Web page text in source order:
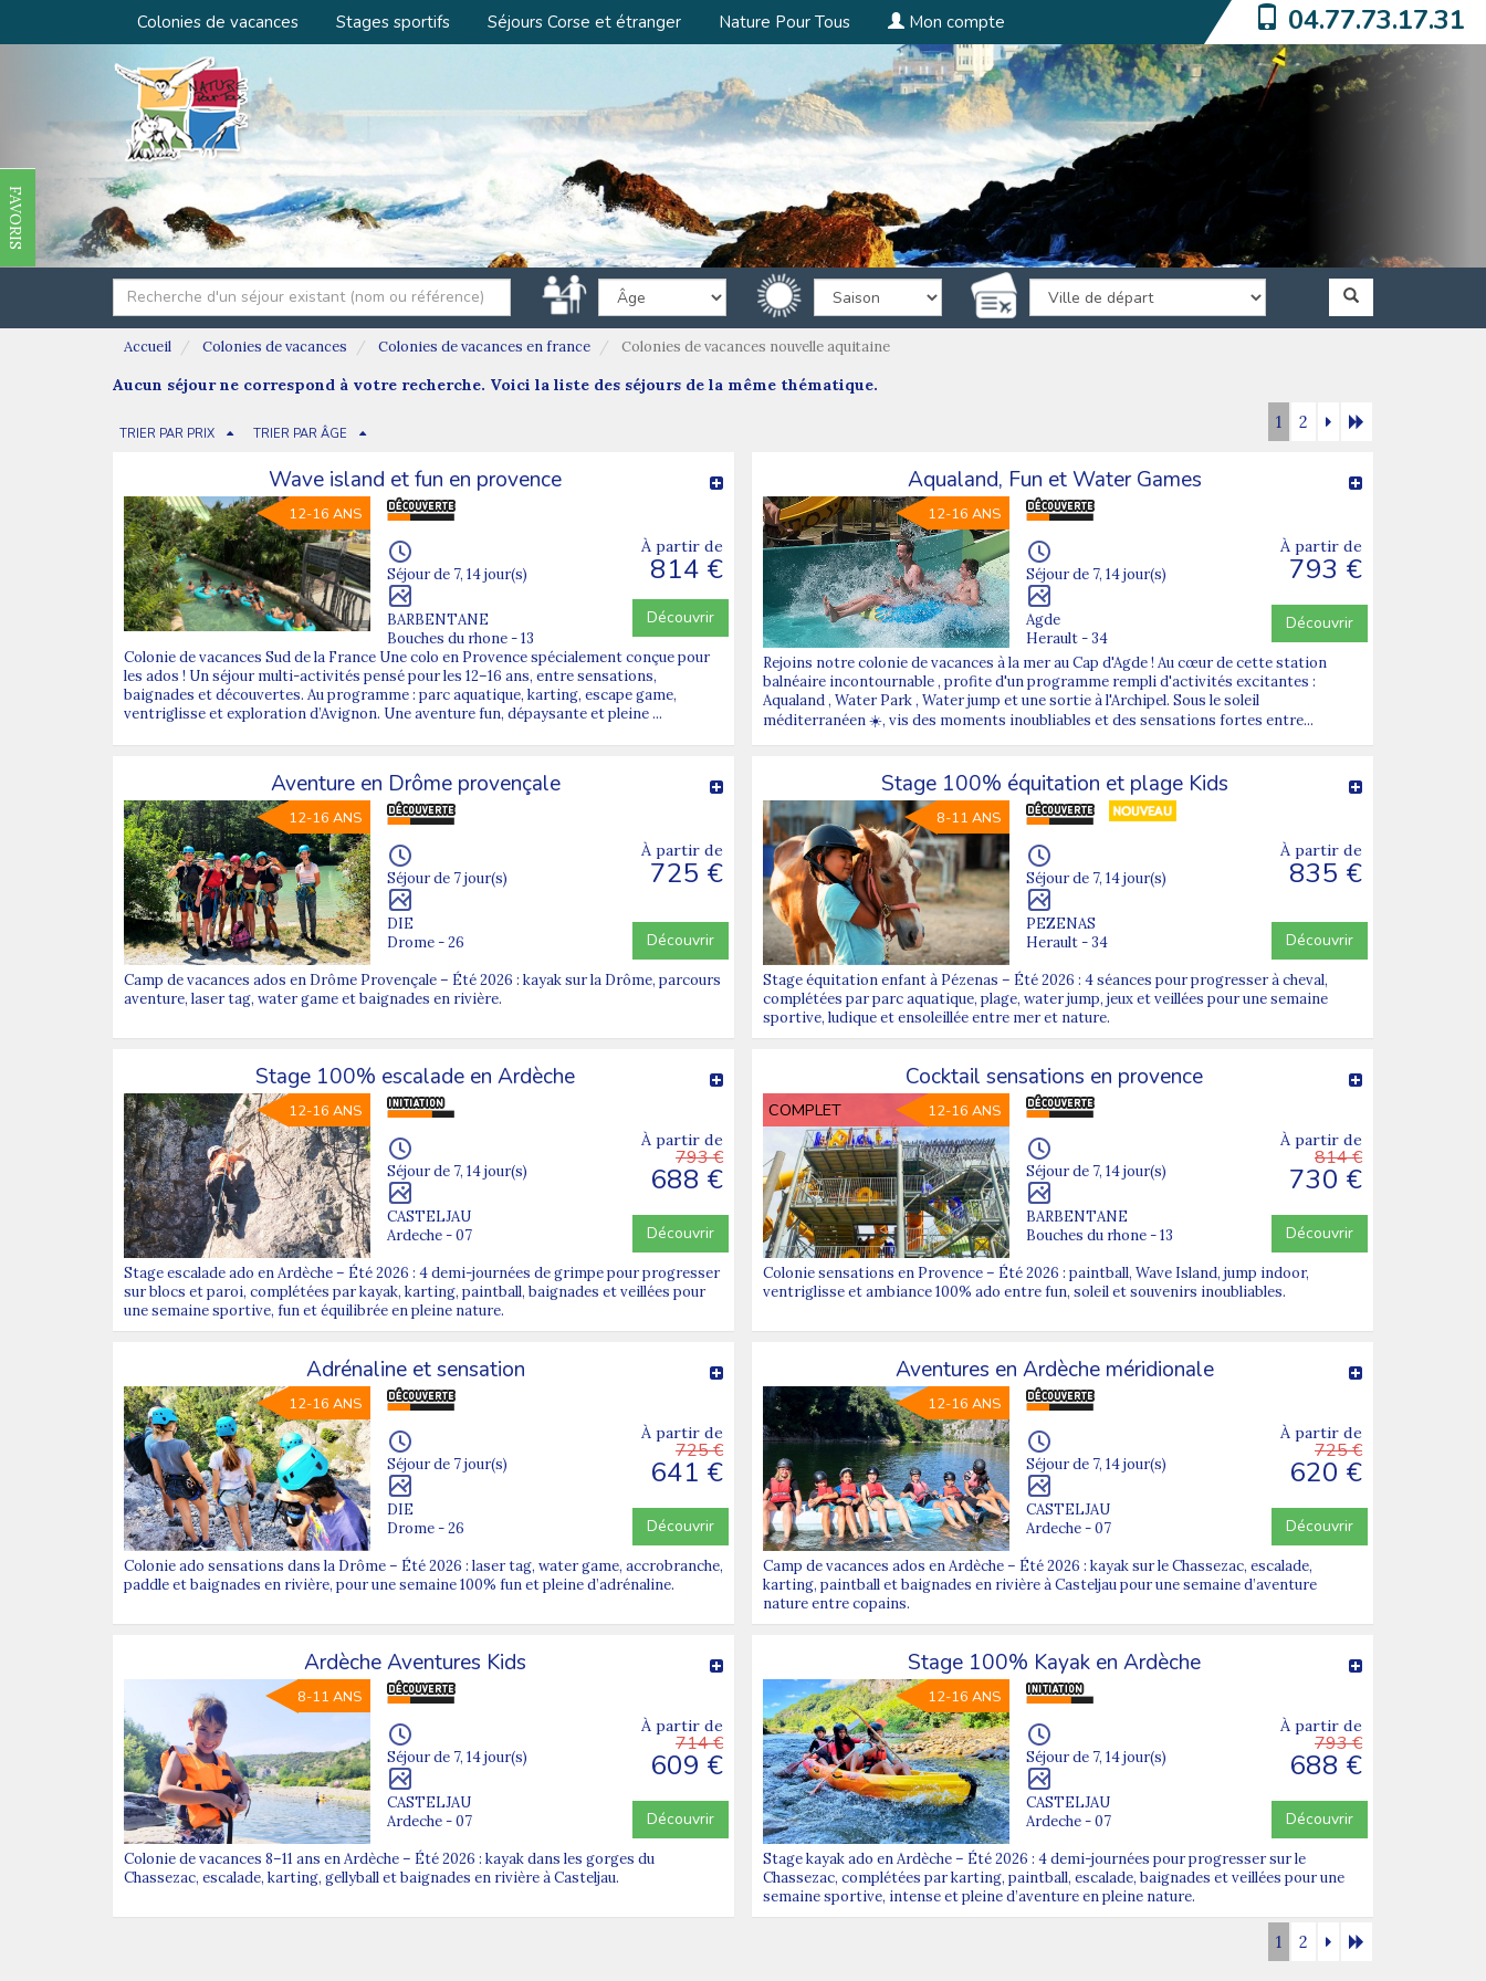
Colonies de vacances Stages sportifs Séjours Corse et étranger Nature Pour Tous Mon compte 04.77.73.17.31
FAVORIS
Accueil Colonies de vacances Colonies de vacances en france Colonies de vacances nouvelle aquitaine
Aucun séjour ne correspond à votre recherche. Voici la liste des séjours de la même thématique.
TRIER PAR PRIX TRIER PAR ÂGE
1 2
Wave island et fun en provence
12-16 ANS
Séjour de 7, 14 jour(s)
BARBENTANE
Bouches du rhone - 13
À partir de
814 €
Découvrir
Colonie de vacances Sud de la France Une colo en Provence spécialement conçue pour
les ados ! Un séjour multi-activités pensé pour les 12–16 ans, entre sensations,
baignades et découvertes. Au programme : parc aquatique, karting, escape game,
ventriglisse et exploration d’Avignon. Une aventure fun, dépaysante et pleine ...
Aqualand, Fun et Water Games
12-16 ANS
Séjour de 7, 14 jour(s)
Agde
Herault - 34
À partir de
793 €
Découvrir
Rejoins notre colonie de vacances à la mer au Cap d'Agde ! Au cœur de cette station
balnéaire incontournable , profite d'un programme rempli d'activités excitantes :
Aqualand , Water Park , Water jump et une sortie à l'Archipel. Sous le soleil
méditerranéen ☀️, vis des moments inoubliables et des sensations fortes entre...
Aventure en Drôme provençale
12-16 ANS
Séjour de 7 jour(s)
DIE
Drome - 26
À partir de
725 €
Découvrir
Camp de vacances ados en Drôme Provençale – Été 2026 : kayak sur la Drôme, parcours
aventure, laser tag, water game et baignades en rivière.
Stage 100% équitation et plage Kids
8-11 ANS
Séjour de 7, 14 jour(s)
PEZENAS
Herault - 34
À partir de
835 €
Découvrir
Stage équitation enfant à Pézenas – Été 2026 : 4 séances pour progresser à cheval,
complétées par parc aquatique, plage, water jump, jeux et veillées pour une semaine
sportive, ludique et ensoleillée entre mer et nature.
Stage 100% escalade en Ardèche
12-16 ANS
Séjour de 7, 14 jour(s)
CASTELJAU
Ardeche - 07
À partir de
793 €
688 €
Découvrir
Stage escalade ado en Ardèche – Été 2026 : 4 demi-journées de grimpe pour progresser
sur blocs et paroi, complétées par kayak, karting, paintball, baignades et veillées pour
une semaine sportive, fun et équilibrée en pleine nature.
Cocktail sensations en provence
COMPLET 12-16 ANS
Séjour de 7, 14 jour(s)
BARBENTANE
Bouches du rhone - 13
À partir de
814 €
730 €
Découvrir
Colonie sensations en Provence – Été 2026 : paintball, Wave Island, jump indoor,
ventriglisse et ambiance 100% ado entre fun, soleil et souvenirs inoubliables.
Adrénaline et sensation
12-16 ANS
Séjour de 7 jour(s)
DIE
Drome - 26
À partir de
725 €
641 €
Découvrir
Colonie ado sensations dans la Drôme – Été 2026 : laser tag, water game, accrobranche,
paddle et baignades en rivière, pour une semaine 100% fun et pleine d’adrénaline.
Aventures en Ardèche méridionale
12-16 ANS
Séjour de 7, 14 jour(s)
CASTELJAU
Ardeche - 07
À partir de
725 €
620 €
Découvrir
Camp de vacances ados en Ardèche – Été 2026 : kayak sur le Chassezac, escalade,
karting, paintball et baignades en rivière à Casteljau pour une semaine d’aventure
nature entre copains.
Ardèche Aventures Kids
8-11 ANS
Séjour de 7, 14 jour(s)
CASTELJAU
Ardeche - 07
À partir de
714 €
609 €
Découvrir
Colonie de vacances 8–11 ans en Ardèche – Été 2026 : kayak dans les gorges du
Chassezac, escalade, karting, gellyball et baignades en rivière à Casteljau.
Stage 100% Kayak en Ardèche
12-16 ANS
Séjour de 7, 14 jour(s)
CASTELJAU
Ardeche - 07
À partir de
793 €
688 €
Découvrir
Stage kayak ado en Ardèche – Été 2026 : 4 demi-journées pour progresser sur le
Chassezac, complétées par karting, paintball, escalade, baignades et veillées pour une
semaine sportive, intense et pleine d’aventure en pleine nature.
1 2